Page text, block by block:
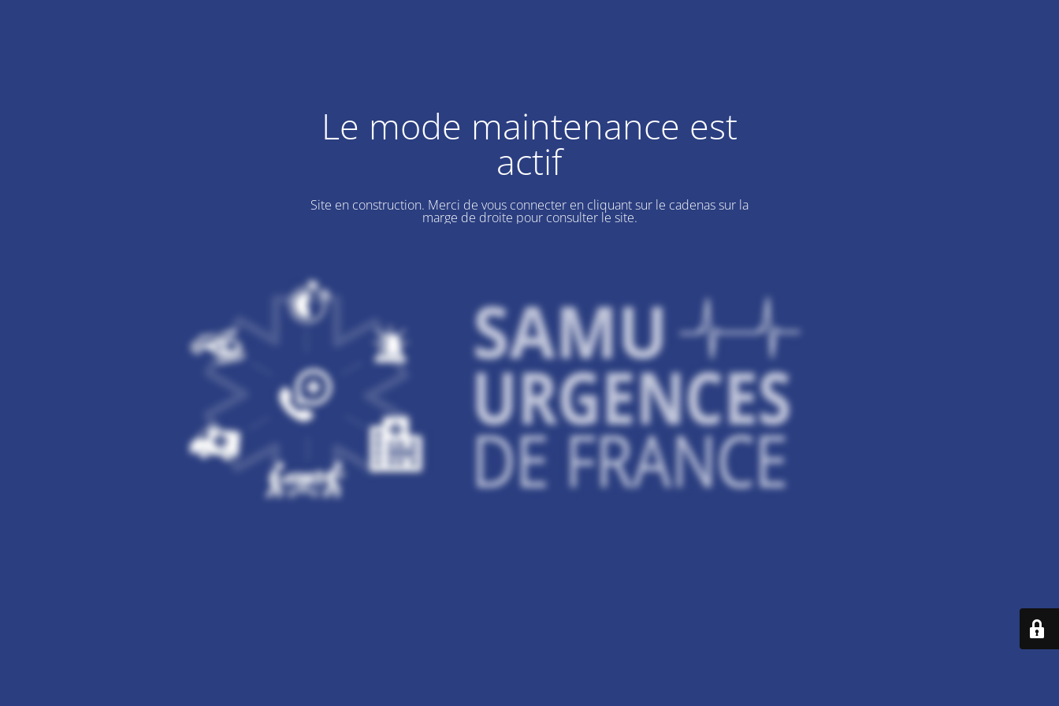
Le mode maintenance est
actif
Site en construction. Merci de vous connecter en cliquant sur le cadenas sur la
marge de droite pour consulter le site.